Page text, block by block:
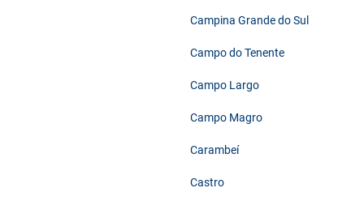
Campina Grande do Sul
Campo do Tenente
Campo Largo
Campo Magro
Carambeí
Castro